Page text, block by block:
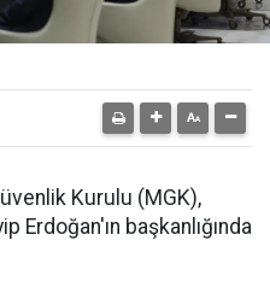
Kurulu (MGK),
Erdoğan'ın başkanlığında